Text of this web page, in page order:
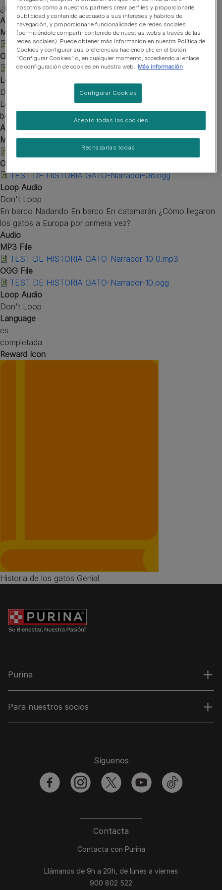
¿Dónde se adoraba a los gatos?
Audio
MP3 File
TEST DE HISTORIA GATO-Narrador-02_0.mp3
OGG File
TEST DE HISTORIA GATO-Narrador-02.ogg
Loop Audio
Don't Loop
Los lugares soleados El viento Los lugares soleados Las
bolas de nieve ¿Qué les gusta a los gatos?
Audio
MP3 File
TEST DE HISTORIA GATO-Narrador-06_0.mp3
OGG File
TEST DE HISTORIA GATO-Narrador-06.ogg
Loop Audio
Don't Loop
En barco Nadando En barco En catamarán ¿Cómo llegaron
los gatos a Europa por primera vez?
Audio
MP3 File
TEST DE HISTORIA GATO-Narrador-10_0.mp3
OGG File
TEST DE HISTORIA GATO-Narrador-10.ogg
Loop Audio
Don't Loop
Language
es
completada
Reward Icon
Historia de los gatos Genial
Purina
Para nuestros socios
Contacta
Contacta con Purina
Llámanos de 9h a 20h, de lunes a viernes
900 802 522
Síguenos
facebookinstagramtwitter youtubetiktok
nosotros como a nuestros partners crear perfiles y proporcionarle
publicidad y contenido adecuado a sus intereses y hábitos de
navegación, y proporcionarle funcionalidades de redes sociales
(permitiéndole compartir contenido de nuestras webs a través de las
redes sociales). Puede obtener más información en nuestra Política de
Cookies y configurar sus preferencias haciendo clic en el botón
“Configurar Cookies” o, en cualquier momento, accediendo al enlace
de configuración de cookies en nuestra web. Más información
Configurar Cookies
Rechazarlas todas
Acepto todas las cookies